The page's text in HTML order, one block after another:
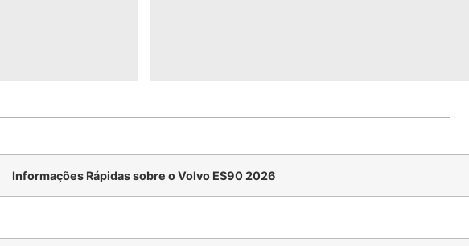
Informações Rápidas sobre o Volvo ES90 2026